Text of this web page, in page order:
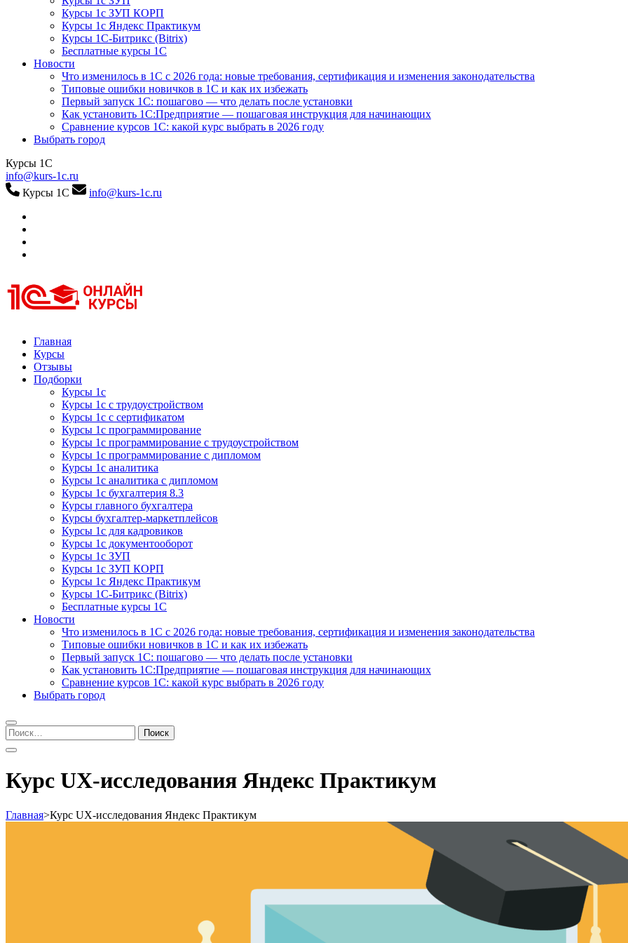
Курсы 1с ЗУП КОРП
Курсы 1с Яндекс Практикум
Курсы 1С-Битрикс (Bitrix)
Бесплатные курсы 1С
Новости
Что изменилось в 1С с 2026 года: новые требования, сертификация и изменения законодательства
Типовые ошибки новичков в 1С и как их избежать
Первый запуск 1С: пошагово — что делать после установки
Как установить 1С:Предприятие — пошаговая инструкция для начинающих
Сравнение курсов 1С: какой курс выбрать в 2026 году
Выбрать город
Курсы 1С
info@kurs-1c.ru
Курсы 1С
info@kurs-1c.ru
Курсы 1С
Курсы 1С официальная сертификация
Главная
Курсы
Отзывы
Подборки
Курсы 1с
Курсы 1с с трудоустройством
Курсы 1с с сертификатом
Курсы 1с программирование
Курсы 1с программирование с трудоустройством
Курсы 1с программирование с дипломом
Курсы 1с аналитика
Курсы 1с аналитика с дипломом
Курсы 1с бухгалтерия 8.3
Курсы главного бухгалтера
Курсы бухгалтер-маркетплейсов
Курсы 1с для кадровиков
Курсы 1с документооборот
Курсы 1с ЗУП
Курсы 1с ЗУП КОРП
Курсы 1с Яндекс Практикум
Курсы 1С-Битрикс (Bitrix)
Бесплатные курсы 1С
Новости
Что изменилось в 1С с 2026 года: новые требования, сертификация и изменения законодательства
Типовые ошибки новичков в 1С и как их избежать
Первый запуск 1С: пошагово — что делать после установки
Как установить 1С:Предприятие — пошаговая инструкция для начинающих
Сравнение курсов 1С: какой курс выбрать в 2026 году
Выбрать город
Найти:
Курс UX-исследования Яндекс Практикум
Главная>Курс UX-исследования Яндекс Практикум